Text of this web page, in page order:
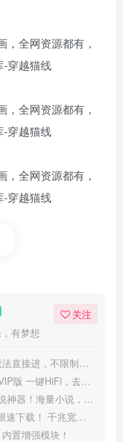
有梦想
关注
接进，不限制观看！
键HiFi，去广告 免登录
海量小说，可涩涩！
千兆宽带也可以跑满
置增强模块！